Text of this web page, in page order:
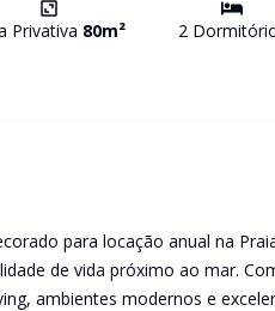
Privativa 80m² 2
para locação anual na
de vida próximo ao mar.
ambientes modernos e